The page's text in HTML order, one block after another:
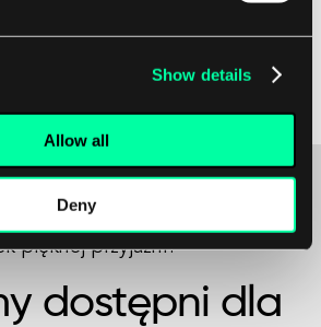
Show details
Allow all
Deny
chcą zapewnić swoim
opiekę.
pięknej przyjaźni?
dostępni dla